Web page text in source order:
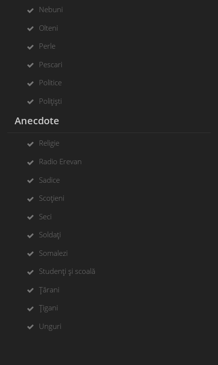
Nebuni
Olteni
Perle
Pescari
Politice
Polițiști
Anecdote
Religie
Radio Erevan
Sadice
Scoțieni
Seci
Soldați
Somalezi
Studenți și scoală
Țărani
Țigani
Unguri